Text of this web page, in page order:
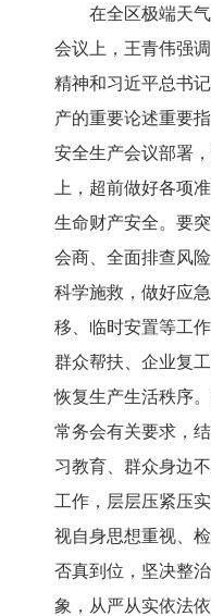
在全区极端天
会议上，王青伟强调
精神和习近平总书
产的重要论述重要
安全生产会议部署
上，超前做好各项
生命财产安全。 要
会商 、全面排查风
科学施救，做好应
移、临时安置等工
群众帮扶、企业复
恢复生产生活秩序
常务会有关要求 ，
习教育、群众身边
工作，层层压紧压
视自身思想重视、
否真到位，坚决整
象，从严从实依法